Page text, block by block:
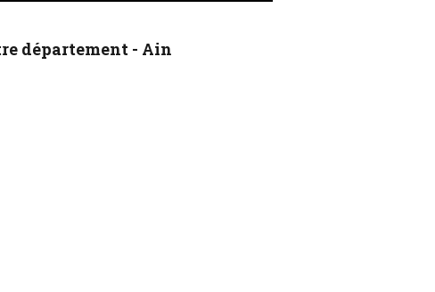
département - Ain